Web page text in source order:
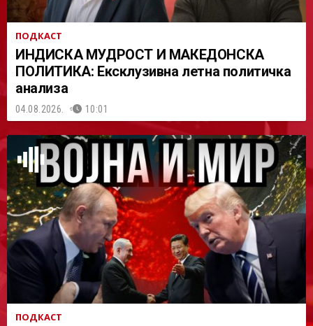
ПОДКАСТ
ИНДИСКА МУДРОСТ И МАКЕДОНСКА
ПОЛИТИКА: Ексклузивна летна политичка
анализа
04.08.2026. 10:01
ПОДКАСТ